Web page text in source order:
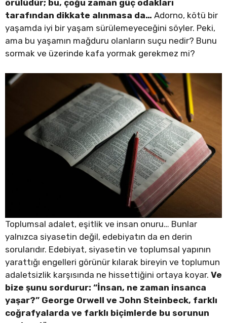
örülüdür; bu, çoğu zaman güç odakları
tarafından dikkate alınmasa da… Adorno, kötü bir
yaşamda iyi bir yaşam sürülemeyeceğini söyler. Peki,
ama bu yaşamın mağduru olanların suçu nedir? Bunu
sormak ve üzerinde kafa yormak gerekmez mi?
Toplumsal adalet, eşitlik ve insan onuru… Bunlar
yalnızca siyasetin değil, edebiyatın da en derin
sorularıdır. Edebiyat, siyasetin ve toplumsal yapının
yarattığı engelleri görünür kılarak bireyin ve toplumun
adaletsizlik karşısında ne hissettiğini ortaya koyar. Ve
bize şunu sordurur: “İnsan, ne zaman insanca
yaşar?” George Orwell ve John Steinbeck, farklı
coğrafyalarda ve farklı biçimlerde bu sorunun